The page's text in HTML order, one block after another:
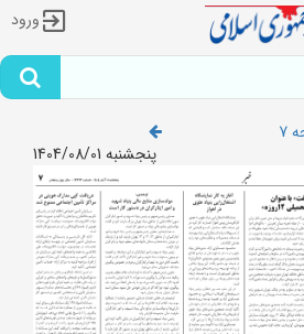
ورود
7
پنجشنبه 1404/08/01